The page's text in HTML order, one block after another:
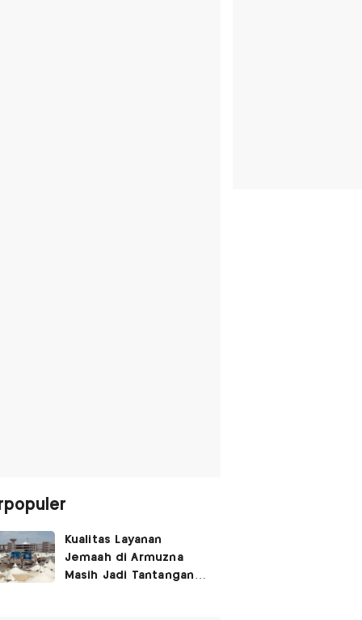
Kualitas Layanan
Jemaah di Armuzna
Masih Jadi Tantangan